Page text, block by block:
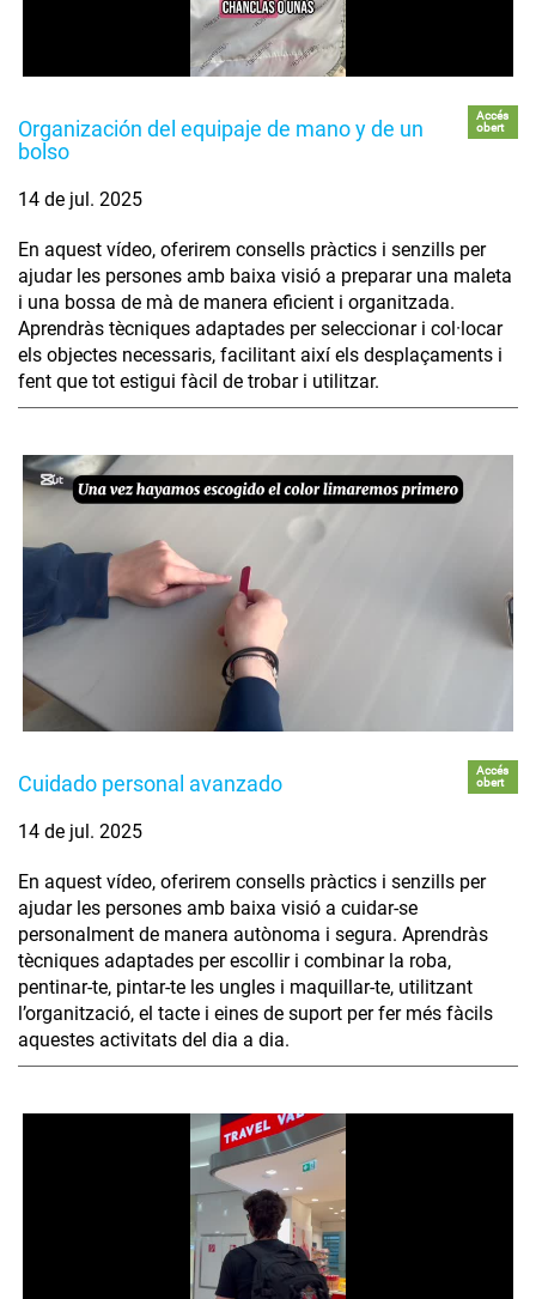
Organización del equipaje de mano y de un
bolso
Accés
obert
14 de jul. 2025
En aquest vídeo, oferirem consells pràctics i senzills per
ajudar les persones amb baixa visió a preparar una maleta
i una bossa de mà de manera eficient i organitzada.
Aprendràs tècniques adaptades per seleccionar i col·locar
els objectes necessaris, facilitant així els desplaçaments i
fent que tot estigui fàcil de trobar i utilitzar.
Cuidado personal avanzado
Accés
obert
14 de jul. 2025
En aquest vídeo, oferirem consells pràctics i senzills per
ajudar les persones amb baixa visió a cuidar-se
personalment de manera autònoma i segura. Aprendràs
tècniques adaptades per escollir i combinar la roba,
pentinar-te, pintar-te les ungles i maquillar-te, utilitzant
l’organització, el tacte i eines de suport per fer més fàcils
aquestes activitats del dia a dia.